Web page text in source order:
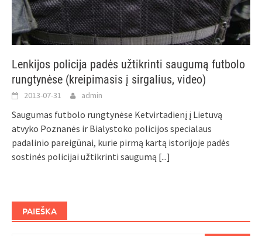
Lenkijos policija padės užtikrinti saugumą futbolo
rungtynėse (kreipimasis į sirgalius, video)
2013-07-31 admin
Saugumas futbolo rungtynėse Ketvirtadienį į Lietuvą
atvyko Poznanės ir Bialystoko policijos specialaus
padalinio pareigūnai, kurie pirmą kartą istorijoje padės
sostinės policijai užtikrinti saugumą [...]
PAIEŠKA